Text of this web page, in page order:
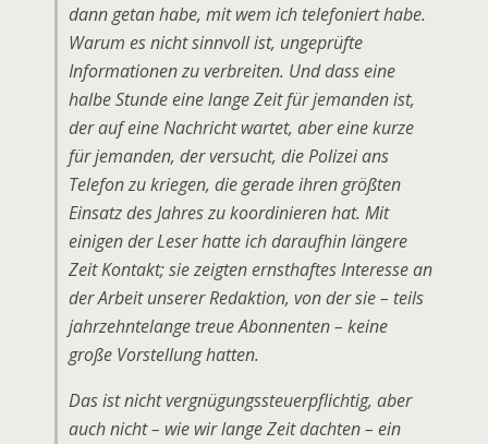
dann getan habe, mit wem ich telefoniert habe.
Warum es nicht sinnvoll ist, ungeprüfte
Informationen zu verbreiten. Und dass eine
halbe Stunde eine lange Zeit für jemanden ist,
der auf eine Nachricht wartet, aber eine kurze
für jemanden, der versucht, die Polizei ans
Telefon zu kriegen, die gerade ihren größten
Einsatz des Jahres zu koordinieren hat. Mit
einigen der Leser hatte ich daraufhin längere
Zeit Kontakt; sie zeigten ernsthaftes Interesse an
der Arbeit unserer Redaktion, von der sie – teils
jahrzehntelange treue Abonnenten – keine
große Vorstellung hatten.
Das ist nicht vergnügungssteuerpflichtig, aber
auch nicht – wie wir lange Zeit dachten – ein